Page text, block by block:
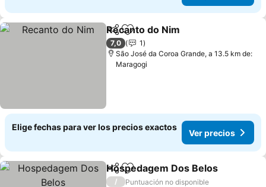
CompartirAgregar a favoritos
Recanto do Nim
7,0
1
São José da Coroa Grande, a 13.5 km de:
Maragogi
Elige fechas para ver los precios exactos
Ver precios
CompartirAgregar a favoritos
Hospedagem Dos Belos
/
Puntuación no disponible